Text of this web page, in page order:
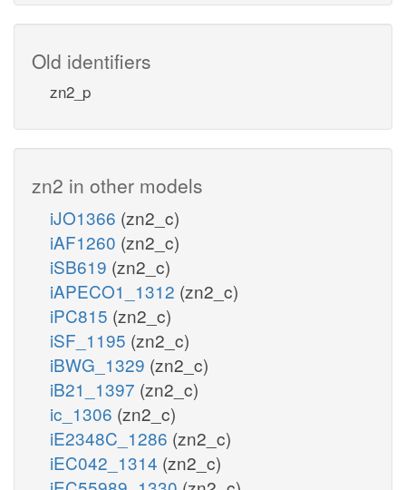
Old identifiers
zn2_p
zn2 in other models
iJO1366 (zn2_c)
iAF1260 (zn2_c)
iSB619 (zn2_c)
iAPECO1_1312 (zn2_c)
iPC815 (zn2_c)
iSF_1195 (zn2_c)
iBWG_1329 (zn2_c)
iB21_1397 (zn2_c)
ic_1306 (zn2_c)
iE2348C_1286 (zn2_c)
iEC042_1314 (zn2_c)